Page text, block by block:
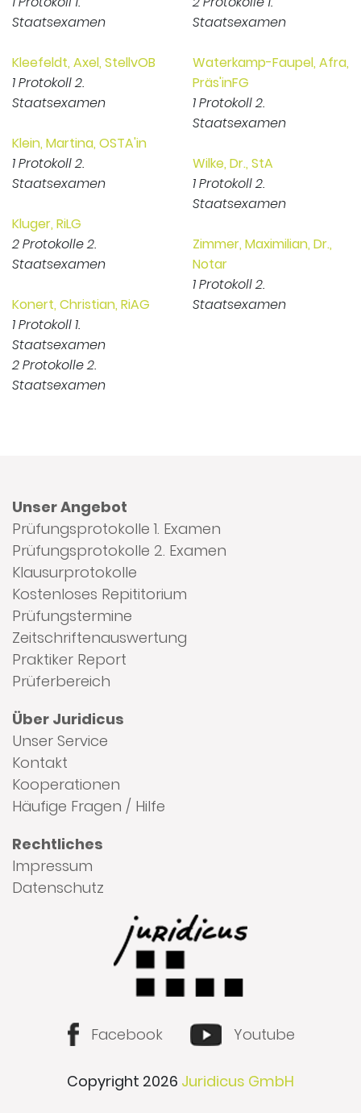
Staatsexamen
Kleefeldt, Axel, StellvOB
1 Protokoll 2.
Staatsexamen
Klein, Martina, OSTA'in
1 Protokoll 2.
Staatsexamen
Kluger, RiLG
2 Protokolle 2.
Staatsexamen
Konert, Christian, RiAG
1 Protokoll 1.
Staatsexamen
2 Protokolle 2.
Staatsexamen
Staatsexamen
Waterkamp-Faupel, Afra,
Präs'inFG
1 Protokoll 2.
Staatsexamen
Wilke, Dr., StA
1 Protokoll 2.
Staatsexamen
Zimmer, Maximilian, Dr.,
Notar
1 Protokoll 2.
Staatsexamen
Unser Angebot
Prüfungsprotokolle 1. Examen
Prüfungsprotokolle 2. Examen
Klausurprotokolle
Kostenloses Repititorium
Prüfungstermine
Zeitschriftenauswertung
Praktiker Report
Prüferbereich
Über Juridicus
Unser Service
Kontakt
Kooperationen
Häufige Fragen / Hilfe
Rechtliches
Impressum
Datenschutz
Copyright 2026 Juridicus GmbH
Facebook Youtube